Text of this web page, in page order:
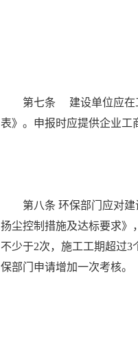
第七条 建设单位应在工
表》。申报时应提供企业工
第八条 环保部门应对建设
扬尘控制措施及达标要求》
不少于2次，施工工期超过
保部门申请增加一次考核。